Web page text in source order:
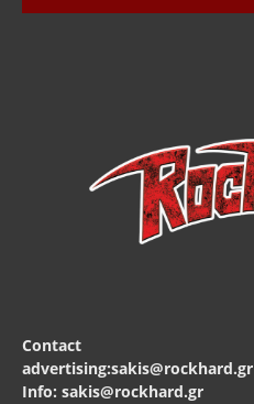
Contact
advertising:sakis@rockhard.gr
Info: sakis@rockhard.gr